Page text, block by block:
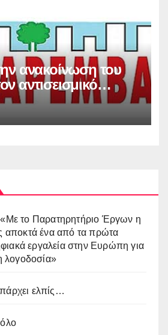
ανακοίνωση του
αντισεισμικό
κτιρίων
«Με το Παρατηρητήριο Έργων η
αποκτά ένα από τα πρώτα
εργαλεία στην Ευρώπη για
λογοδοσία»
ελπίς…